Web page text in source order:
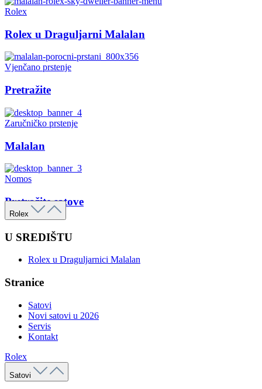
Rolex
Rolex u Draguljarni Malalan
Vjenčano prstenje
Pretražite
Zaručničko prstenje
Malalan
Nomos
Pretražite satove
Rolex
U SREDIŠTU
Rolex u Draguljarnici Malalan
Stranice
Satovi
Novi satovi u 2026
Servis
Kontakt
Rolex
Satovi